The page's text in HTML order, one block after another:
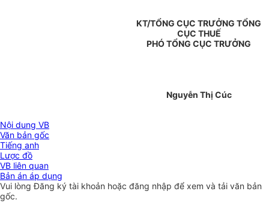
KT/TỔNG CỤC TRƯỞNG TỔNG
CỤC THUẾ
PHÓ TỔNG CỤC TRƯỞNG
Nguyễn Thị Cúc
Nội dung VB
Văn bản gốc
Tiếng anh
Lược đồ
VB liên quan
Bản án áp dụng
Vui lòngĐăng ký tài khoản hoặc đăng nhập để xem và tải văn bản
gốc.